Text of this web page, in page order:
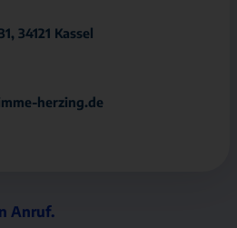
34121 Kassel
herzing.de
Anruf.